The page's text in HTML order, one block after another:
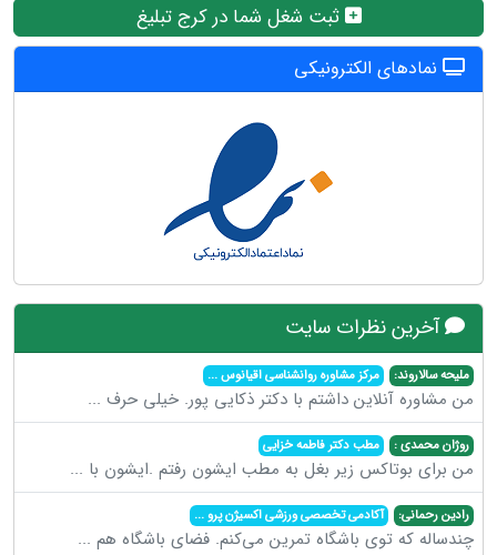
ثبت شغل شما در کرج تبلیغ
نمادهای الکترونیکی
آخرین نظرات سایت
ملیحه سالاروند: مرکز مشاوره روانشناسی اقیانوس...
من مشاوره آنلاین داشتم با دکتر ذکایی پور. خیلی حرف ...
روژان محمدی : مطب دکتر فاطمه خزایی
من برای بوتاکس زیر بغل به مطب ایشون رفتم .ایشون با ...
رادین رحمانی: آکادمی تخصصی ورزشی اکسیژن پرو...
چندساله که توی باشگاه تمرین می‌کنم. فضای باشگاه هم ...